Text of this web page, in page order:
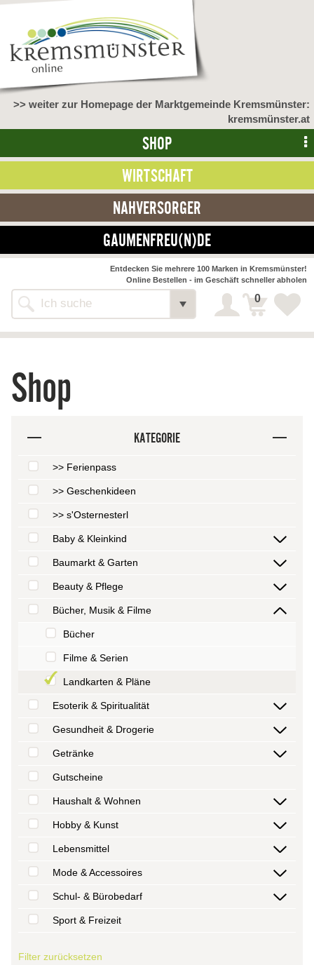
>> weiter zur Homepage der Marktgemeinde Kremsmünster:
kremsmünster.at
SHOP
WIRTSCHAFT
NAHVERSORGER
GAUMENFREU(N)DE
Shop
Entdecken Sie mehrere 100 Marken in Kremsmünster!
Online Bestellen - im Geschäft schneller abholen
0
Shop
KATEGORIE
>> Ferienpass
>> Geschenkideen
>> s'Osternesterl
Baby & Kleinkind
Baumarkt & Garten
Beauty & Pflege
Bücher, Musik & Filme
Bücher
Filme & Serien
Landkarten & Pläne
Esoterik & Spiritualität
Gesundheit & Drogerie
Getränke
Gutscheine
Haushalt & Wohnen
Hobby & Kunst
Lebensmittel
Mode & Accessoires
Schul- & Bürobedarf
Sport & Freizeit
Filter zurücksetzen